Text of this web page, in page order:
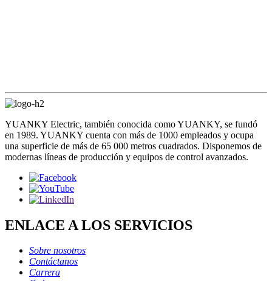
YUANKY Electric, también conocida como YUANKY, se fundó
en 1989. YUANKY cuenta con más de 1000 empleados y ocupa
una superficie de más de 65 000 metros cuadrados. Disponemos de
modernas líneas de producción y equipos de control avanzados.
ENLACE A LOS SERVICIOS
Sobre nosotros
Contáctanos
Carrera